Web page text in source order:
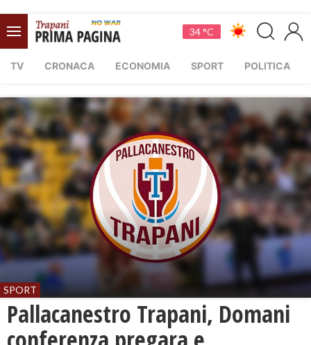
34 °C
TV CRONACA ECONOMIA SPORT POLITICA
SPORT
Pallacanestro Trapani, Domani